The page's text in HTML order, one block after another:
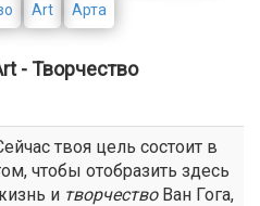
Art Арта
- Творчество
твоя цель состоит в
чтобы отобразить здесь
и творчествоВан Гога,